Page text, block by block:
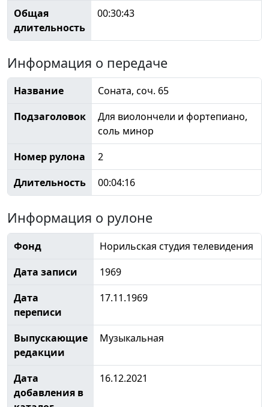
Общая
длительность
00:30:43
Информация о передаче
Название
Соната, соч. 65
Подзаголовок
Для виолончели и фортепиано,
соль минор
Номер рулона
2
Длительность
00:04:16
Информация о рулоне
Фонд
Норильская студия телевидения
Дата записи
1969
Дата
переписи
17.11.1969
Выпускающие
редакции
Музыкальная
Дата
добавления в
16.12.2021